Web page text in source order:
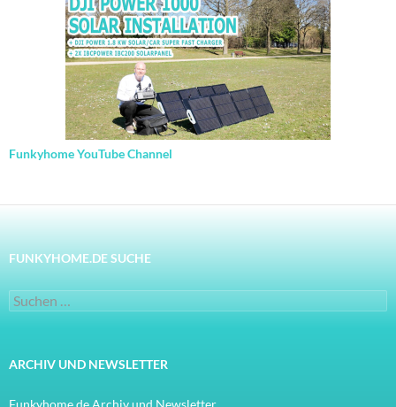
Funkyhome YouTube Channel
FUNKYHOME.DE SUCHE
Suchen
nach:
ARCHIV UND NEWSLETTER
Funkyhome.de Archiv und Newsletter